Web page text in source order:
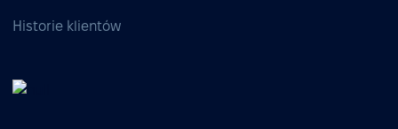
Historie klientów